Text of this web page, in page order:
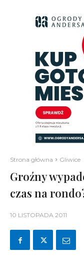
Strona główna Gliwice
Groźny
czas na
10 LISTOPADA 2011